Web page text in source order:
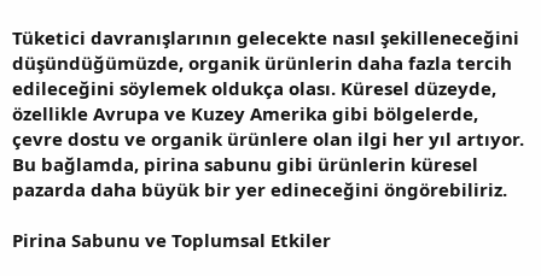
Tüketici davranışlarının gelecekte nasıl şekilleneceğini
düşündüğümüzde, organik ürünlerin daha fazla tercih
edileceğini söylemek oldukça olası. Küresel düzeyde,
özellikle Avrupa ve Kuzey Amerika gibi bölgelerde,
çevre dostu ve organik ürünlere olan ilgi her yıl artıyor.
Bu bağlamda, pirina sabunu gibi ürünlerin küresel
pazarda daha büyük bir yer edineceğini öngörebiliriz.
Pirina Sabunu ve Toplumsal Etkiler